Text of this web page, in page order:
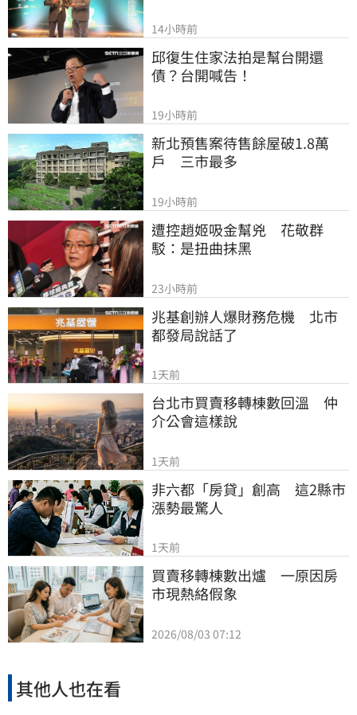
14小時前
邱復生住家法拍是幫台開還
債？台開喊告！
19小時前
新北預售案待售餘屋破1.8萬
戶　三市最多
19小時前
遭控趙姬吸金幫兇　花敬群
駁：是扭曲抹黑
23小時前
兆基創辦人爆財務危機　北市
都發局說話了
1天前
台北市買賣移轉棟數回溫　仲
介公會這樣說
1天前
非六都「房貸」創高　這2縣市
漲勢最驚人
1天前
買賣移轉棟數出爐　一原因房
市現熱絡假象
2026/08/03 07:12
其他人也在看